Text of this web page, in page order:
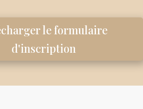
le formulaire
d'inscription